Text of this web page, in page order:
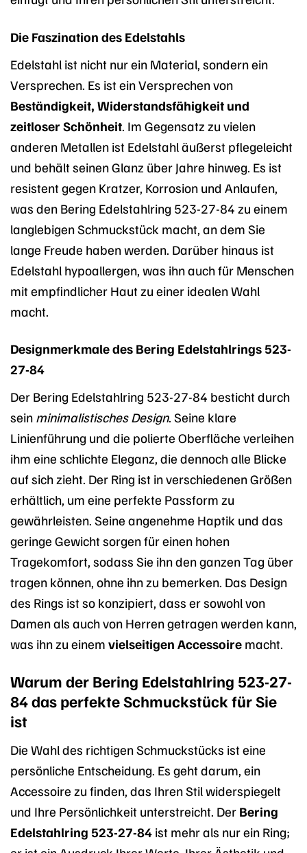
Die Faszination des Edelstahls
Edelstahl ist nicht nur ein Material, sondern ein
Versprechen. Es ist ein Versprechen von
Beständigkeit, Widerstandsfähigkeit und
zeitloser Schönheit . Im Gegensatz zu vielen
anderen Metallen ist Edelstahl äußerst pflegeleicht
und behält seinen Glanz über Jahre hinweg. Es ist
resistent gegen Kratzer, Korrosion und Anlaufen,
was den Bering Edelstahlring 523-27-84 zu einem
langlebigen Schmuckstück macht, an dem Sie
lange Freude haben werden. Darüber hinaus ist
Edelstahl hypoallergen, was ihn auch für Menschen
mit empfindlicher Haut zu einer idealen Wahl
macht.
Designmerkmale des Bering Edelstahlrings 523-
27-84
Der Bering Edelstahlring 523-27-84 besticht durch
sein minimalistisches Design. Seine klare
Linienführung und die polierte Oberfläche verleihen
ihm eine schlichte Eleganz, die dennoch alle Blicke
auf sich zieht. Der Ring ist in verschiedenen Größen
erhältlich, um eine perfekte Passform zu
gewährleisten. Seine angenehme Haptik und das
geringe Gewicht sorgen für einen hohen
Tragekomfort, sodass Sie ihn den ganzen Tag über
tragen können, ohne ihn zu bemerken. Das Design
des Rings ist so konzipiert, dass er sowohl von
Damen als auch von Herren getragen werden kann,
was ihn zu einem vielseitigen Accessoire macht.
Warum der Bering Edelstahlring 523-27-
84 das perfekte Schmuckstück für Sie
ist
Die Wahl des richtigen Schmuckstücks ist eine
persönliche Entscheidung. Es geht darum, ein
Accessoire zu finden, das Ihren Stil widerspiegelt
und Ihre Persönlichkeit unterstreicht. Der Bering
Edelstahlring 523-27-84 ist mehr als nur ein Ring;